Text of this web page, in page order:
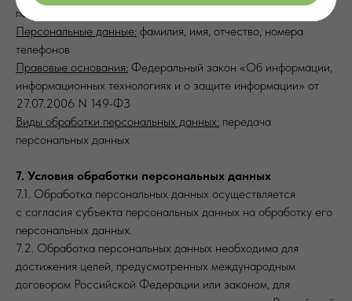
посредством отправки электронных писем
Персональные данные: фамилия, имя, отчество, номера
телефонов
Правовые основания: Федеральный закон «Об информации,
информационных технологиях и о защите информации» от
27.07.2006 N 149-ФЗ
Виды обработки персональных данных: передача
персональных данных
7. Условия обработки персональных данных
7.1. Обработка персональных данных осуществляется
с согласия субъекта персональных данных на обработку его
персональных данных.
7.2. Обработка персональных данных необходима для
достижения целей, предусмотренных международным
договором Российской Федерации или законом, для